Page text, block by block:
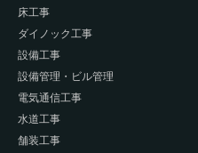
床工事
ダイノック工事
設備工事
設備管理・ビル管理
電気通信工事
水道工事
舗装工事